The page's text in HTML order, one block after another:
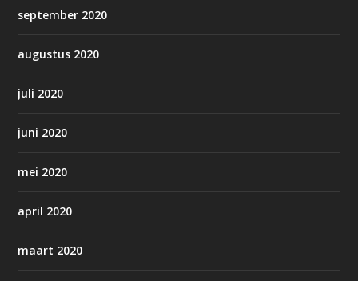
september 2020
augustus 2020
juli 2020
juni 2020
mei 2020
april 2020
maart 2020